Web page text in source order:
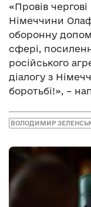
«Провів
Німеччини
оборонну
сфері,
російського
діалогу з
боротьбі!», –
ВОЛОДИМИР